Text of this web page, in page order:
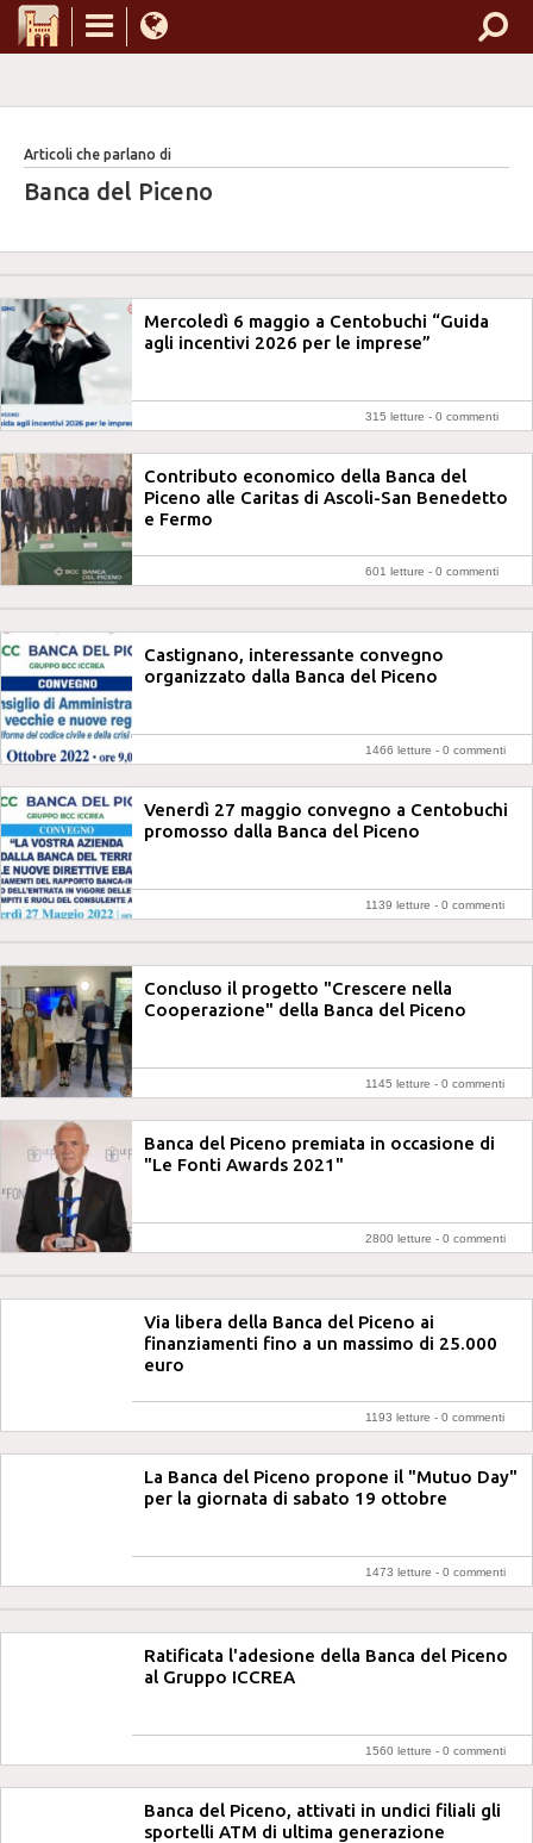
Articoli che parlano di
Banca del Piceno
Mercoledì 6 maggio a Centobuchi “Guida
agli incentivi 2026 per le imprese”
315 letture - 0 commenti
Contributo economico della Banca del
Piceno alle Caritas di Ascoli-San Benedetto
e Fermo
601 letture - 0 commenti
Castignano, interessante convegno
organizzato dalla Banca del Piceno
1466 letture - 0 commenti
Venerdì 27 maggio convegno a Centobuchi
promosso dalla Banca del Piceno
1139 letture - 0 commenti
Concluso il progetto "Crescere nella
Cooperazione" della Banca del Piceno
1145 letture - 0 commenti
Banca del Piceno premiata in occasione di
"Le Fonti Awards 2021"
2800 letture - 0 commenti
Via libera della Banca del Piceno ai
finanziamenti fino a un massimo di 25.000
euro
1193 letture - 0 commenti
La Banca del Piceno propone il "Mutuo Day"
per la giornata di sabato 19 ottobre
1473 letture - 0 commenti
Ratificata l'adesione della Banca del Piceno
al Gruppo ICCREA
1560 letture - 0 commenti
Banca del Piceno, attivati in undici filiali gli
sportelli ATM di ultima generazione